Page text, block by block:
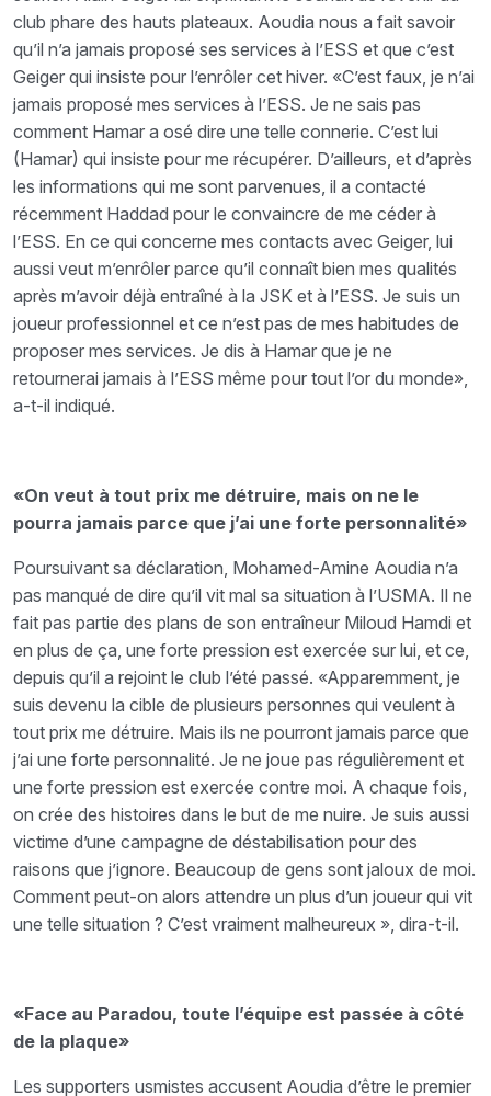
club phare des hauts plateaux. Aoudia nous a fait savoir
qu’il n’a jamais proposé ses services à l’ESS et que c’est
Geiger qui insiste pour l’enrôler cet hiver. «C’est faux, je n’ai
jamais proposé mes services à l’ESS. Je ne sais pas
comment Hamar a osé dire une telle connerie. C’est lui
(Hamar) qui insiste pour me récupérer. D’ailleurs, et d’après
les informations qui me sont parvenues, il a contacté
récemment Haddad pour le convaincre de me céder à
l’ESS. En ce qui concerne mes contacts avec Geiger, lui
aussi veut m’enrôler parce qu’il connaît bien mes qualités
après m’avoir déjà entraîné à la JSK et à l’ESS. Je suis un
joueur professionnel et ce n’est pas de mes habitudes de
proposer mes services. Je dis à Hamar que je ne
retournerai jamais à l’ESS même pour tout l’or du monde»,
a-t-il indiqué.
«On veut à tout prix me détruire, mais on ne le
pourra jamais parce que j’ai une forte personnalité»
Poursuivant sa déclaration, Mohamed-Amine Aoudia n’a
pas manqué de dire qu’il vit mal sa situation à l’USMA. Il ne
fait pas partie des plans de son entraîneur Miloud Hamdi et
en plus de ça, une forte pression est exercée sur lui, et ce,
depuis qu’il a rejoint le club l’été passé. «Apparemment, je
suis devenu la cible de plusieurs personnes qui veulent à
tout prix me détruire. Mais ils ne pourront jamais parce que
j’ai une forte personnalité. Je ne joue pas régulièrement et
une forte pression est exercée contre moi. A chaque fois,
on crée des histoires dans le but de me nuire. Je suis aussi
victime d’une campagne de déstabilisation pour des
raisons que j’ignore. Beaucoup de gens sont jaloux de moi.
Comment peut-on alors attendre un plus d’un joueur qui vit
une telle situation ? C’est vraiment malheureux », dira-t-il.
«Face au Paradou, toute l’équipe est passée à côté
de la plaque»
Les supporters usmistes accusent Aoudia d’être le premier